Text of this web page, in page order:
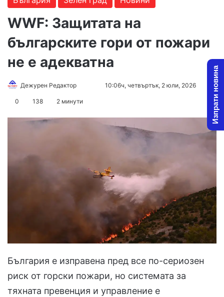
WWF: Защитата на
българските гори от пожари
не е адекватна
Дежурен Редактор
Send10:06ч, четвъртък, 2 юли, 2026
0 138 2 минути
България е изправена пред все по-сериозен
риск от горски пожари, но системата за
тяхната превенция и управление е
Изпрати новина